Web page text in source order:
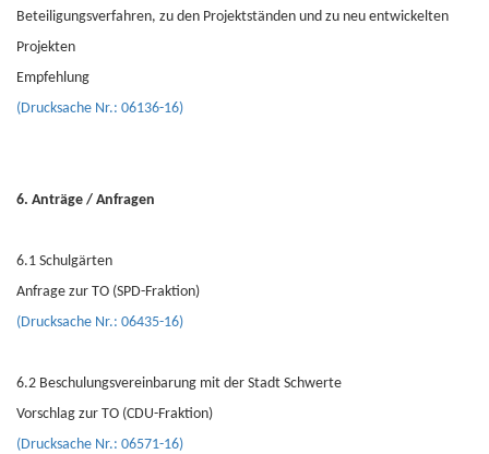
Beteiligungsverfahren, zu den Projektständen und zu neu entwickelten
Projekten
Empfehlung
(Drucksache Nr.: 06136-16)
6. Anträge / Anfragen
6.1 Schulgärten
Anfrage zur TO (SPD-Fraktion)
(Drucksache Nr.: 06435-16)
6.2 Beschulungsvereinbarung mit der Stadt Schwerte
Vorschlag zur TO (CDU-Fraktion)
(Drucksache Nr.: 06571-16)